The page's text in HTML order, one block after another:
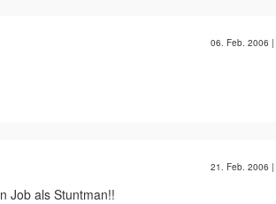
06. Feb. 2006 |
21. Feb. 2006 |
Job als Stuntman!!